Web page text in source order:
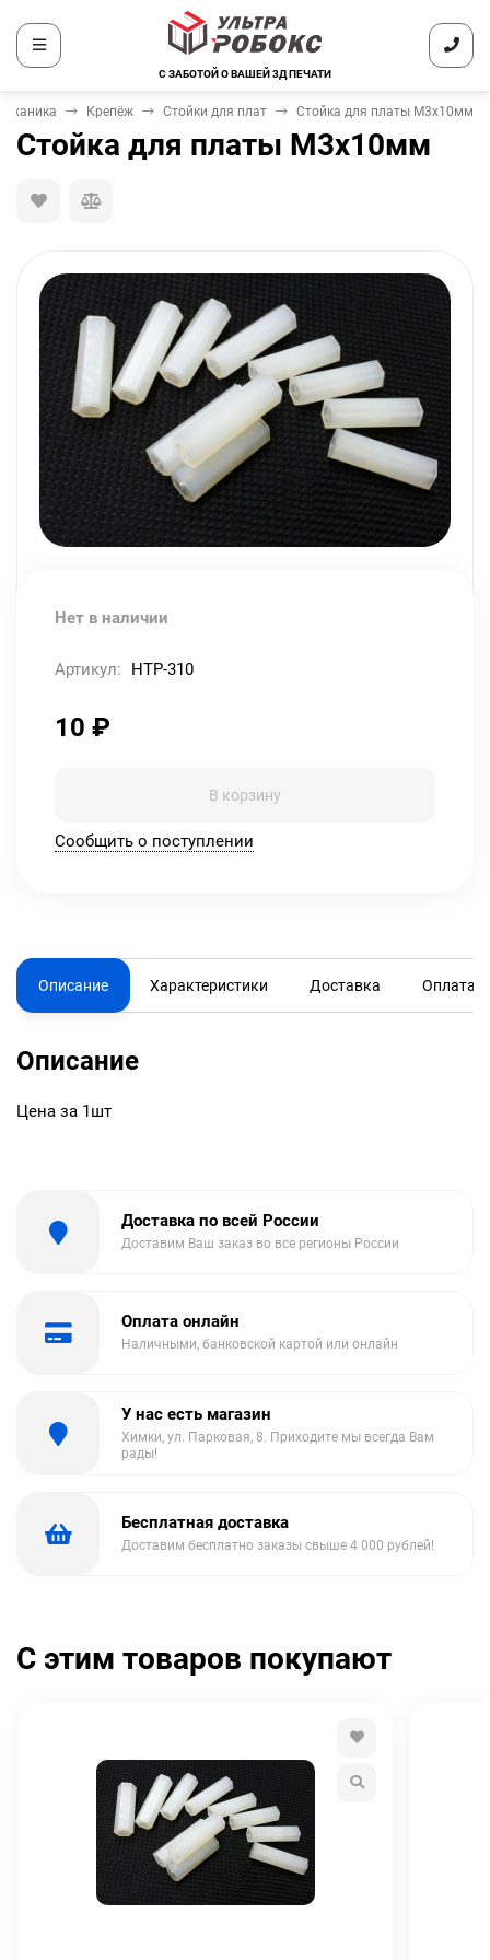
С ЗАБОТОЙ О ВАШЕЙ 3Д ПЕЧАТИ
Крепёж Стойки для плат Стойка для платы M3x10мм
Стойка для платы M3x10мм
Нет в наличии
Артикул: HTP-310
10 ₽
В корзину
Сообщить о поступлении
Описание Характеристики Доставка Оплата
Описание
Цена за 1шт
Доставка по всей России
Доставим Ваш заказ во все регионы России
Оплата онлайн
Наличными, банковской картой или онлайн
У нас есть магазин
Химки, ул. Парковая, 8. Приходите мы всегда Вам
рады!
Бесплатная доставка
Доставим бесплатно заказы свыше 4 000 рублей!
С этим товаров покупают